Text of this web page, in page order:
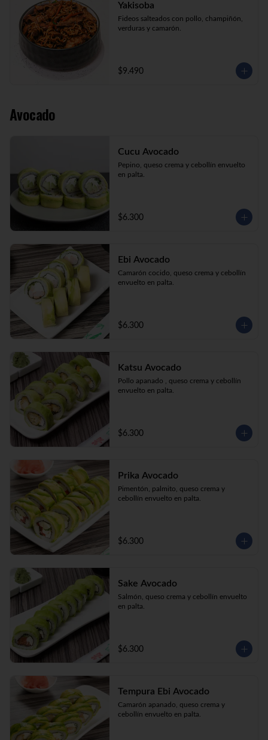
Yakisoba
Fideos salteados con pollo, champiñón,
verduras y camarón.
$9.490
Avocado
Cucu Avocado
Pepino, queso crema y cebollín envuelto
en palta.
$6.300
Ebi Avocado
Camarón cocido, queso crema y cebollín
envuelto en palta.
$6.300
Katsu Avocado
Pollo apanado , queso crema y cebollín
envuelto en palta.
$6.300
Prika Avocado
Pimentón, palmito, queso crema y
cebollín envuelto en palta.
$6.300
Sake Avocado
Salmón, queso crema y cebollín envuelto
en palta.
$6.300
Tempura Ebi Avocado
Camarón apanado, queso crema y
cebollín envuelto en palta.